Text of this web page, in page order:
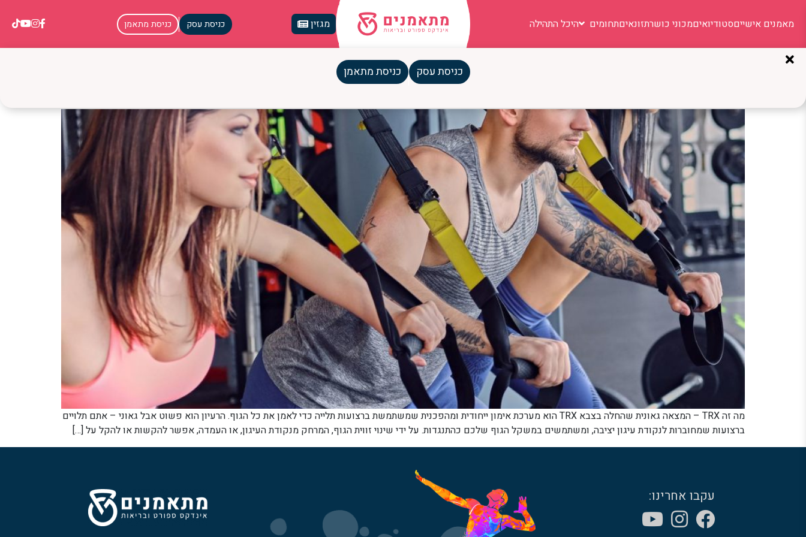
מאמנים אישייםסטודיואיםמכוני כושרתזונאיםתחומים היכל התהילה מגזין כניסת עסק כניסת מתאמן
כניסת עסק כניסת מתאמן
מה זה TRX – המצאה גאונית שהחלה בצבא TRX הוא מערכת אימון ייחודית ומהפכנית שמשתמשת ברצועות תלייה כדי לאמן את כל הגוף. הרעיון הוא פשוט אבל גאוני – אתם תלויים
ברצועות שמחוברות לנקודת עיגון יציבה, ומשתמשים במשקל הגוף שלכם כהתנגדות. על ידי שינוי זווית הגוף, המרחק מנקודת העיגון, או העמדה, אפשר להקשות או להקל על […]
עקבו אחרינו: